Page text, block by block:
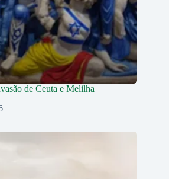
de Ceuta e Melilha